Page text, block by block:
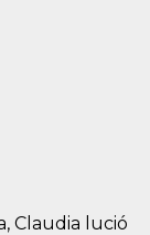
Claudia lució